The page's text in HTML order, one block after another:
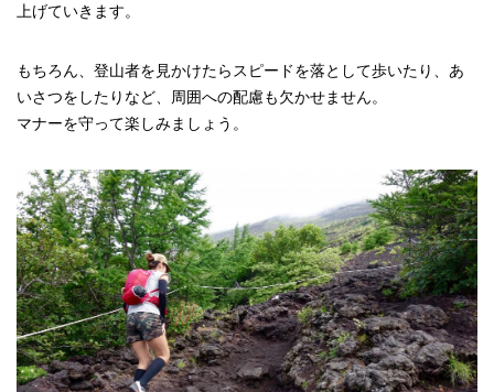
上げていきます。
もちろん、登山者を見かけたらスピードを落として歩いたり、あ
いさつをしたりなど、周囲への配慮も欠かせません。
マナーを守って楽しみましょう。